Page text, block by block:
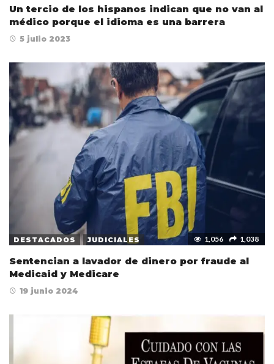
Un tercio de los hispanos indican que no van al
médico porque el idioma es una barrera
5 julio 2023
DESTACADOS JUDICIALES 1,056 1,038
Sentencian a lavador de dinero por fraude al
Medicaid y Medicare
19 junio 2024